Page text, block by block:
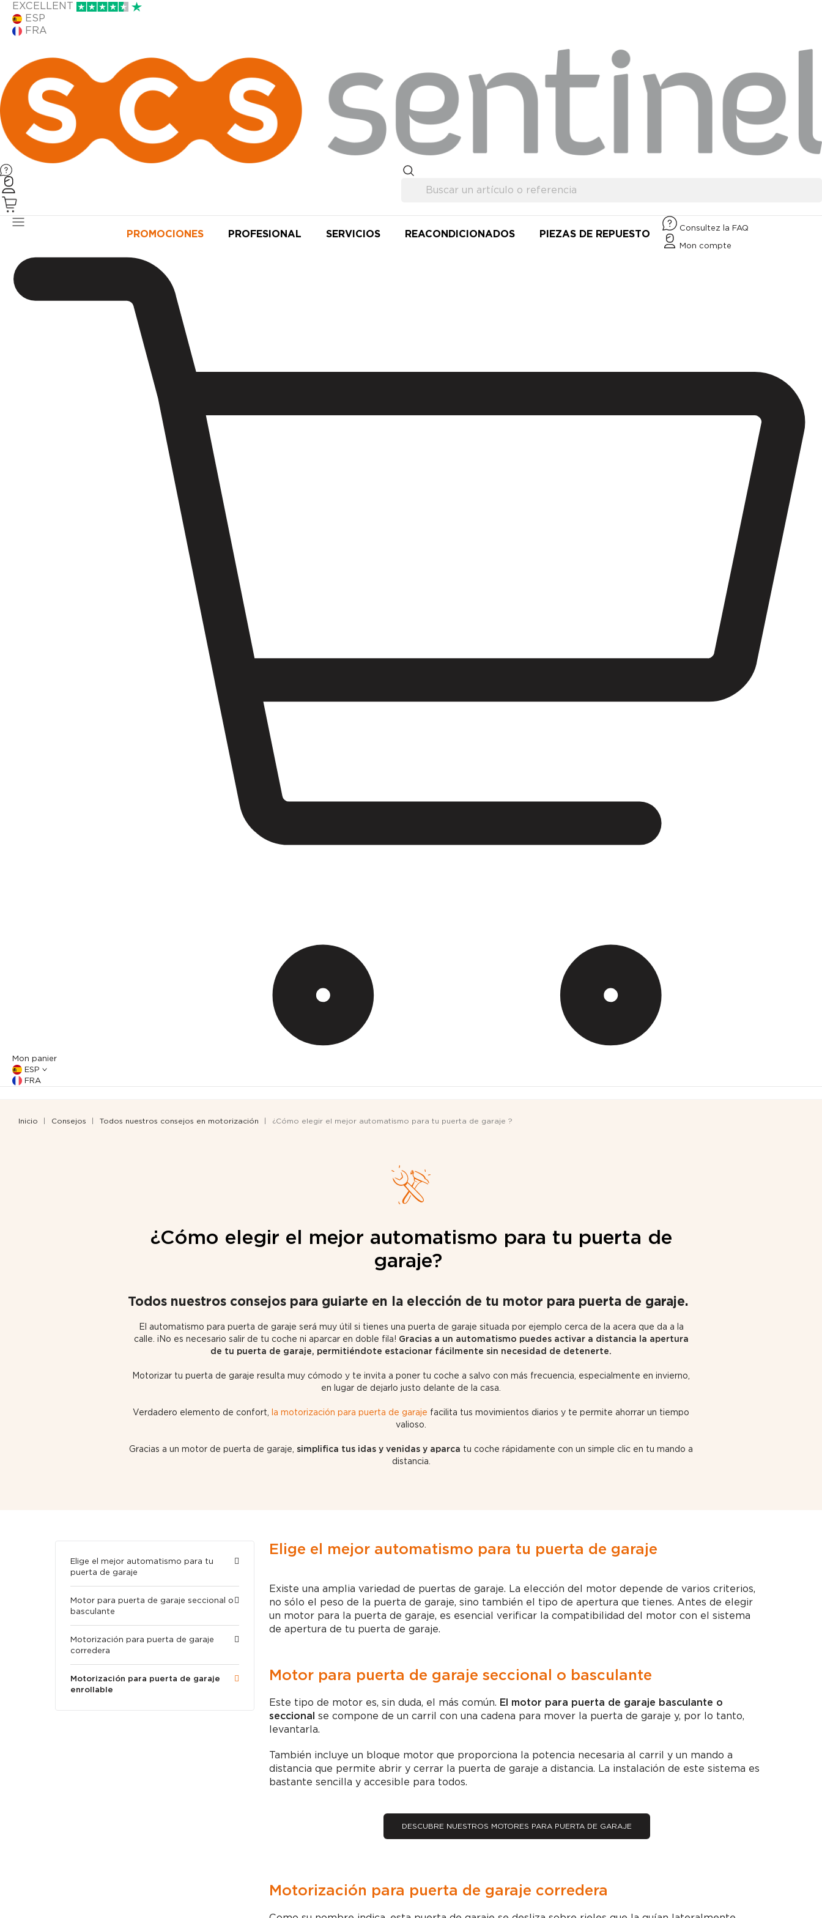
EXCELLENT
ESP
FRA
PROMOCIONES PROFESIONAL SERVICIOS REACONDICIONADOS PIEZAS DE REPUESTO
Consultez la FAQ
Mon compte
Mon panier
ESP
FRA
Inicio Consejos Todos nuestros consejos en motorización ¿Cómo elegir el mejor automatismo para tu puerta de garaje ?
¿Cómo elegir el mejor automatismo para tu puerta de
garaje?
Todos nuestros consejos para guiarte en la elección de tu motor para puerta de garaje.
El automatismo para puerta de garaje será muy útil si tienes una puerta de garaje situada por ejemplo cerca de la acera que da a la
calle. ¡No es necesario salir de tu coche ni aparcar en doble fila! Gracias a un automatismo puedes activar a distancia la apertura
de tu puerta de garaje, permitiéndote estacionar fácilmente sin necesidad de detenerte.
Motorizar tu puerta de garaje resulta muy cómodo y te invita a poner tu coche a salvo con más frecuencia, especialmente en invierno,
en lugar de dejarlo justo delante de la casa.
Verdadero elemento de confort, la motorización para puerta de garaje facilita tus movimientos diarios y te permite ahorrar un tiempo
valioso.
Gracias a un motor de puerta de garaje, simplifica tus idas y venidas y aparca tu coche rápidamente con un simple clic en tu mando a
distancia.
Elige el mejor automatismo para tu
puerta de garaje
Motor para puerta de garaje seccional o
basculante
Motorización para puerta de garaje
corredera
Motorización para puerta de garaje
enrollable
Elige el mejor automatismo para tu puerta de garaje
Existe una amplia variedad de puertas de garaje. La elección del motor depende de varios criterios,
no sólo el peso de la puerta de garaje, sino también el tipo de apertura que tienes. Antes de elegir
un motor para la puerta de garaje, es esencial verificar la compatibilidad del motor con el sistema
de apertura de tu puerta de garaje.
Motor para puerta de garaje seccional o basculante
Este tipo de motor es, sin duda, el más común. El motor para puerta de garaje basculante o
seccional se compone de un carril con una cadena para mover la puerta de garaje y, por lo tanto,
levantarla.
También incluye un bloque motor que proporciona la potencia necesaria al carril y un mando a
distancia que permite abrir y cerrar la puerta de garaje a distancia. La instalación de este sistema es
bastante sencilla y accesible para todos.
DESCUBRE NUESTROS MOTORES PARA PUERTA DE GARAJE
Motorización para puerta de garaje corredera